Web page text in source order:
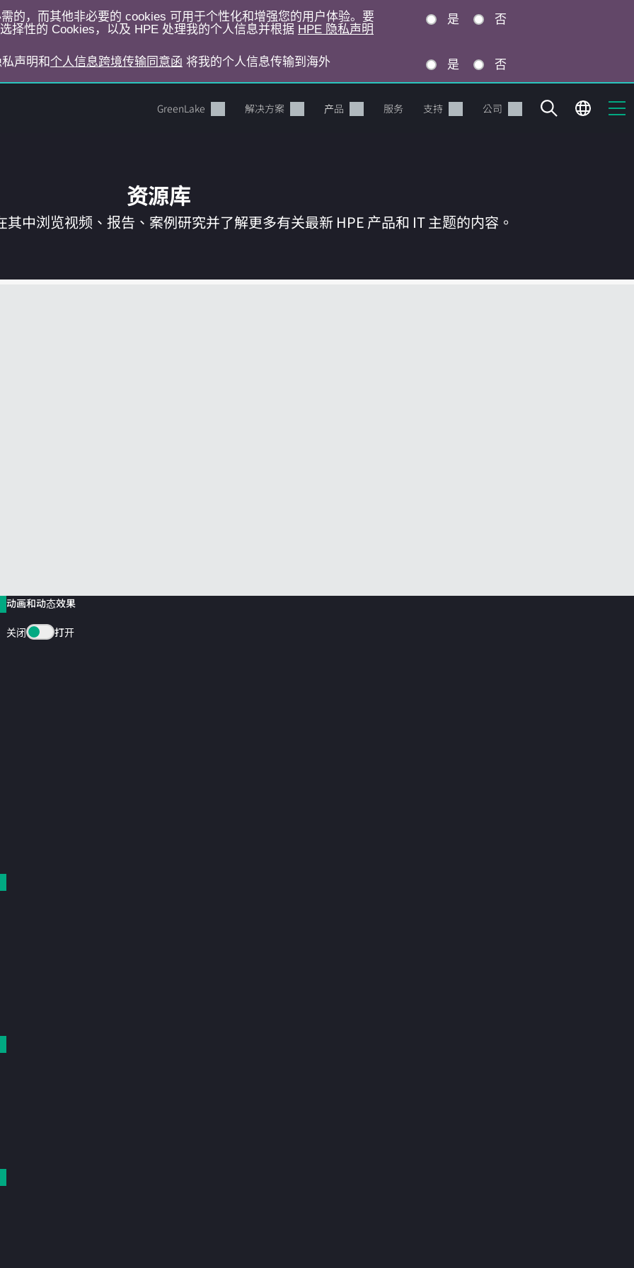
的，而其他非必要的 cookies 可用于个性化和增强您的用户体验。要
择性的 Cookies，以及 HPE 处理我的个人信息并根据 HPE 隐私声明
是 否
声明和 个人信息跨境传输同意函 将我的个人信息传输到海外 是 否
GreenLake 解决方案 产品 服务 支持 公司
您的购物车目前是空的
资源库
中浏览视频、报告、案例研究并了解更多有关最新 HPE 产品和 IT 主题的内容。
动画和动态效果
关闭 打开